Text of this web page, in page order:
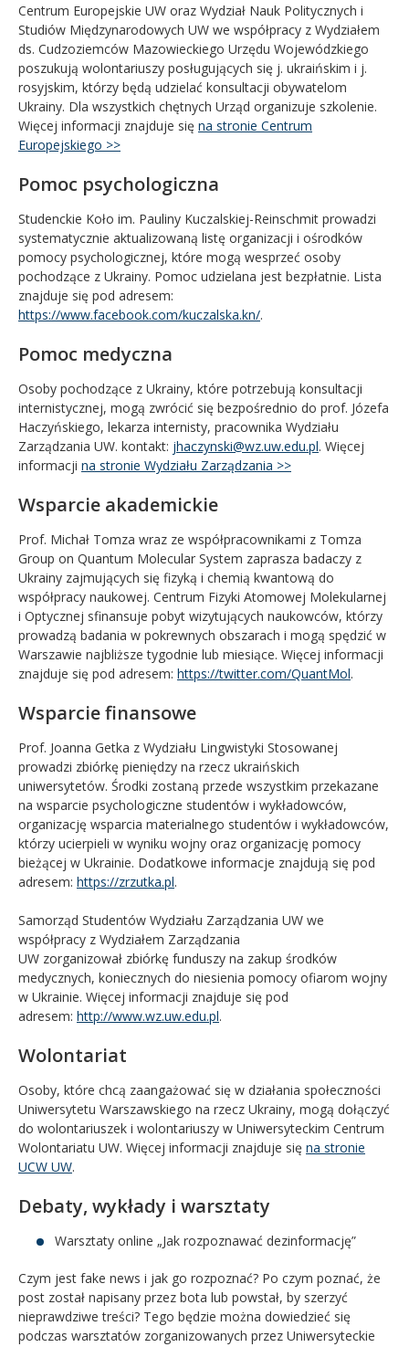
Centrum Europejskie UW oraz Wydział Nauk Politycznych i
Studiów Międzynarodowych UW we współpracy z Wydziałem
ds. Cudzoziemców Mazowieckiego Urzędu Wojewódzkiego
poszukują wolontariuszy posługujących się j. ukraińskim i j.
rosyjskim, którzy będą udzielać konsultacji obywatelom
Ukrainy. Dla wszystkich chętnych Urząd organizuje szkolenie.
Więcej informacji znajduje się na stronie Centrum
Europejskiego >>
Pomoc psychologiczna
Studenckie Koło im. Pauliny Kuczalskiej-Reinschmit prowadzi
systematycznie aktualizowaną listę organizacji i ośrodków
pomocy psychologicznej, które mogą wesprzeć osoby
pochodzące z Ukrainy. Pomoc udzielana jest bezpłatnie. Lista
znajduje się pod adresem:
https://www.facebook.com/kuczalska.kn/.
Pomoc medyczna
Osoby pochodzące z Ukrainy, które potrzebują konsultacji
internistycznej, mogą zwrócić się bezpośrednio do prof. Józefa
Haczyńskiego, lekarza internisty, pracownika Wydziału
Zarządzania UW. kontakt: jhaczynski@wz.uw.edu.pl. Więcej
informacji na stronie Wydziału Zarządzania >>
Wsparcie akademickie
Prof. Michał Tomza wraz ze współpracownikami z Tomza
Group on Quantum Molecular System zaprasza badaczy z
Ukrainy zajmujących się fizyką i chemią kwantową do
współpracy naukowej. Centrum Fizyki Atomowej Molekularnej
i Optycznej sfinansuje pobyt wizytujących naukowców, którzy
prowadzą badania w pokrewnych obszarach i mogą spędzić w
Warszawie najbliższe tygodnie lub miesiące. Więcej informacji
znajduje się pod adresem: https://twitter.com/QuantMol.
Wsparcie finansowe
Prof. Joanna Getka z Wydziału Lingwistyki Stosowanej
prowadzi zbiórkę pieniędzy na rzecz ukraińskich
uniwersytetów. Środki zostaną przede wszystkim przekazane
na wsparcie psychologiczne studentów i wykładowców,
organizację wsparcia materialnego studentów i wykładowców,
którzy ucierpieli w wyniku wojny oraz organizację pomocy
bieżącej w Ukrainie. Dodatkowe informacje znajdują się pod
adresem: https://zrzutka.pl.
Samorząd Studentów Wydziału Zarządzania UW we
współpracy z Wydziałem Zarządzania
UW zorganizował zbiórkę funduszy na zakup środków
medycznych, koniecznych do niesienia pomocy ofiarom wojny
w Ukrainie. Więcej informacji znajduje się pod
adresem: http://www.wz.uw.edu.pl.
Wolontariat
Osoby, które chcą zaangażować się w działania społeczności
Uniwersytetu Warszawskiego na rzecz Ukrainy, mogą dołączyć
do wolontariuszek i wolontariuszy w Uniwersyteckim Centrum
Wolontariatu UW. Więcej informacji znajduje się na stronie
UCW UW.
Debaty, wykłady i warsztaty
Warsztaty online „Jak rozpoznawać dezinformację”
Czym jest fake news i jak go rozpoznać? Po czym poznać, że
post został napisany przez bota lub powstał, by szerzyć
nieprawdziwe treści? Tego będzie można dowiedzieć się
podczas warsztatów zorganizowanych przez Uniwersyteckie